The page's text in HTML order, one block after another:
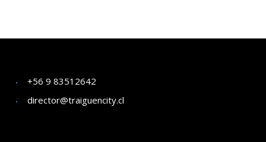
+56 9 83512642
director@traiguencity.cl